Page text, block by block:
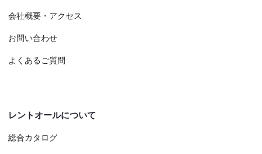
会社概要・アクセス
お問い合わせ
よくあるご質問
レントオールについて
総合カタログ